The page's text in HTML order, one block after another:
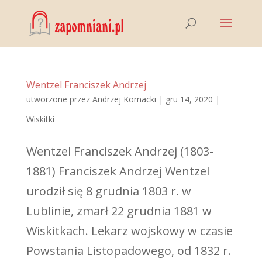
Wentzel Franciszek Andrzej
utworzone przez Andrzej Kornacki | gru 14, 2020 |
Wiskitki
Wentzel Franciszek Andrzej (1803-
1881) Franciszek Andrzej Wentzel
urodził się 8 grudnia 1803 r. w
Lublinie, zmarł 22 grudnia 1881 w
Wiskitkach. Lekarz wojskowy w czasie
Powstania Listopadowego, od 1832 r.